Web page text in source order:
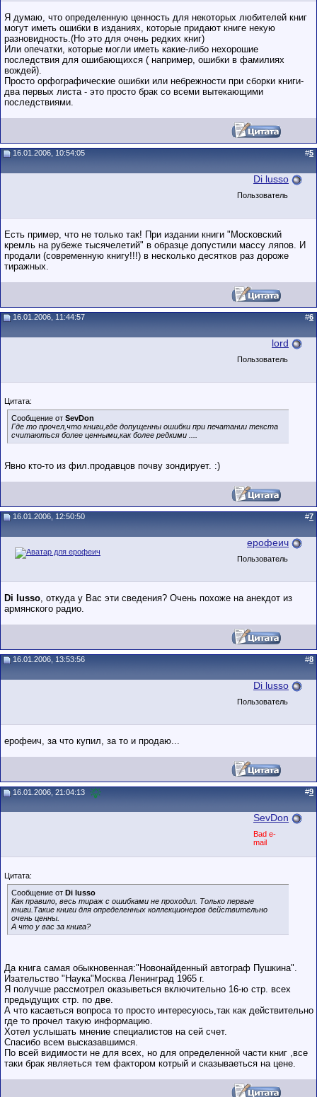
Я думаю, что определенную ценность для некоторых любителей книг
могут иметь ошибки в изданиях, которые придают книге некую
разновидность.(Но это для очень редких книг)
Или опечатки, которые могли иметь какие-либо нехорошие
последствия для ошибающихся ( например, ошибки в фамилиях
вождей).
Просто орфографические ошибки или небрежности при сборки книги-
два первых листа - это просто брак со всеми вытекающими
последствиями.
16.01.2006, 10:54:05 #5
Di lusso
Пользователь
Есть пример, что не только так! При издании книги "Московский
кремль на рубеже тысячелетий" в образце допустили массу ляпов. И
продали (современную книгу!!!) в несколько десятков раз дороже
тиражных.
16.01.2006, 11:44:57 #6
lord
Пользователь
Цитата:
Сообщение от SevDon
Где то прочел,что книги,где допущенны ошибки при печатании текста
считаються более ценными,как более редкими ....
Явно кто-то из фил.продавцов почву зондирует. :)
16.01.2006, 12:50:50 #7
ерофеич
Пользователь
Di lusso, откуда у Вас эти сведения? Очень похоже на анекдот из
армянского радио.
16.01.2006, 13:53:56 #8
Di lusso
Пользователь
ерофеич, за что купил, за то и продаю...
16.01.2006, 21:04:13 #9
SevDon
Bad e-
mail
Цитата:
Сообщение от Di lusso
Как правило, весь тираж с ошибками не проходил. Только первые
книги.Такие книги для определенных коллекционеров действительно
очень ценны.
А что у вас за книга?
Да книга самая обыкновенная:"Новонайденный автограф Пушкина".
Изательство "Наука"Москва Ленинград 1965 г.
Я получше рассмотрел оказыветься включительно 16-ю стр. всех
предыдущих стр. по две.
А что касаеться вопроса то просто интересуюсь,так как действительно
где то прочел такую информацию.
Хотел услышать мнение специалистов на сей счет.
Спасибо всем высказавшимся.
По всей видимости не для всех, но для определенной части книг ,все
таки брак являеться тем фактором котрый и сказываеться на цене.